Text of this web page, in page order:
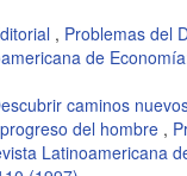
, Problemas del
de
caminos
del hombre ,
Latinoamericana